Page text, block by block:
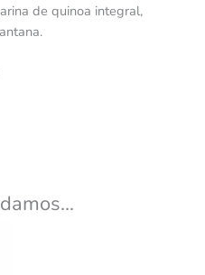
de quinoa integral,